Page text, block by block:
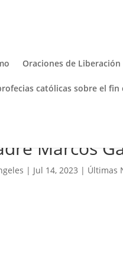
Oraciones de Liberación
católicas sobre el
Marcos
| Jul 14, 2023 | Últimas